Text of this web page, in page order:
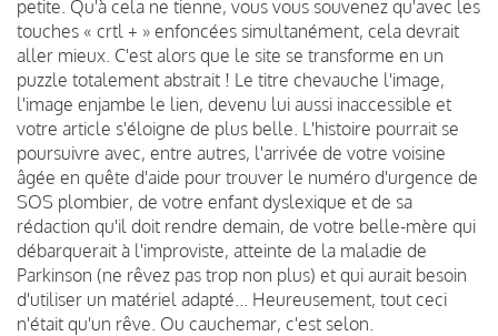
petite. Qu'à cela ne tienne, vous vous souvenez qu'avec les
touches « crtl + » enfoncées simultanément, cela devrait
aller mieux. C'est alors que le site se transforme en un
puzzle totalement abstrait ! Le titre chevauche l'image,
l'image enjambe le lien, devenu lui aussi inaccessible et
votre article s'éloigne de plus belle. L'histoire pourrait se
poursuivre avec, entre autres, l'arrivée de votre voisine
âgée en quête d'aide pour trouver le numéro d'urgence de
SOS plombier, de votre enfant dyslexique et de sa
rédaction qu'il doit rendre demain, de votre belle-mère qui
débarquerait à l'improviste, atteinte de la maladie de
Parkinson (ne rêvez pas trop non plus) et qui aurait besoin
d'utiliser un matériel adapté... Heureusement, tout ceci
n'était qu'un rêve. Ou cauchemar, c'est selon.